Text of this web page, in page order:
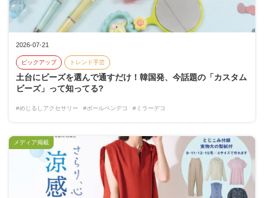
2026-07-21
ピックアップ トレンド手芸
土台にビーズを選んで通すだけ！韓国発、今話題の「カスタム
ビーズ」って知ってる?
#めじるしアクセサリー #ボールペンデコ #ミラーデコ
メディア掲載